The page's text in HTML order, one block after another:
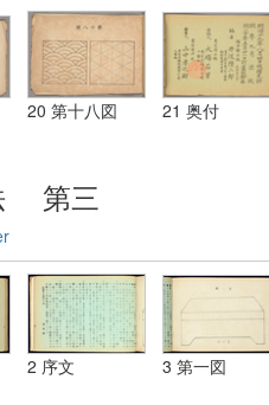
20 第十八図 21 奥付
第三
2 序文 3 第一図